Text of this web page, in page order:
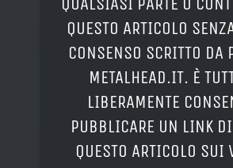
QUESTO ARTICOLO
CONSENSO SCRITTO DA
METALHEAD.IT. È
LIBERAMENTE
PUBBLICARE UN LINK
QUESTO ARTICOLO SUI